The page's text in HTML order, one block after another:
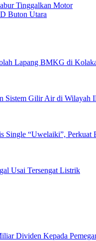
Tinggalkan Motor
Buton Utara
Lapang BMKG di
Sistem Gilir Air di Wilayah
“Uwelaiki”, Perkuat
Usai Tersengat Listrik
Dividen Kepada